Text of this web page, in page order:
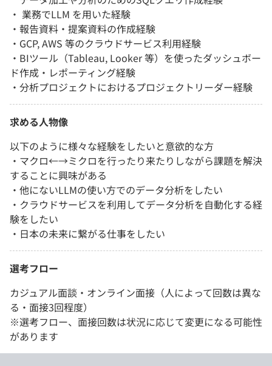
・ 業務でLLM を用いた経験
・報告資料・提案資料の作成経験
・GCP, AWS 等のクラウドサービス利用経験
・BIツール（Tableau, Looker 等）を使ったダッシュボー
ド作成・レポーティング経験
・分析プロジェクトにおけるプロジェクトリーダー経験
求める人物像
以下のように様々な経験をしたいと意欲的な方
・マクロ←→ミクロを行ったり来たりしながら課題を解決
することに興味がある
・他にないLLMの使い方でのデータ分析をしたい
・クラウドサービスを利用してデータ分析を自動化する経
験をしたい
・日本の未来に繋がる仕事をしたい
選考フロー
カジュアル面談・オンライン面接（人によって回数は異な
る・面接3回程度）
※選考フロー、面接回数は状況に応じて変更になる可能性
があります